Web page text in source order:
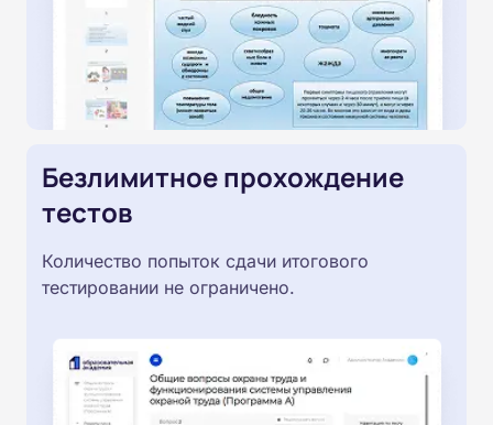
Безлимитное прохождение
тестов
Количество попыток сдачи итогового
тестировании не ограничено.